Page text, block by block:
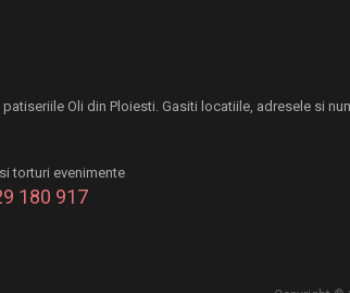
Oli din Ploiesti. Gasiti locatiile, adresele si
torturi evenimente
180 917